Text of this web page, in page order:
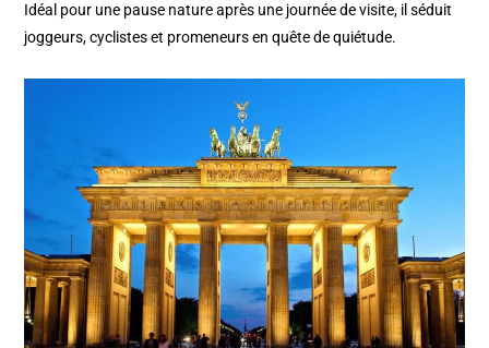
Idéal pour une pause nature après une journée de visite, il séduit
joggeurs, cyclistes et promeneurs en quête de quiétude.